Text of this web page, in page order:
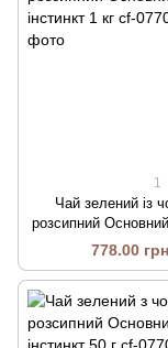
1
Чай зелений із
розсипний Основний
1 кг
778.00 грн